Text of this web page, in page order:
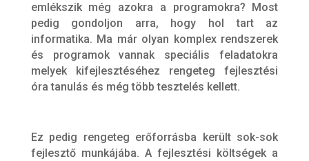
emlékszik még azokra a programokra? Most
pedig gondoljon arra, hogy hol tart az
informatika. Ma már olyan komplex rendszerek
és programok vannak speciális feladatokra
melyek kifejlesztéséhez rengeteg fejlesztési
óra tanulás és még több tesztelés kellett.
Ez pedig rengeteg erőforrásba került sok-sok
fejlesztő munkájába. A fejlesztési költségek a